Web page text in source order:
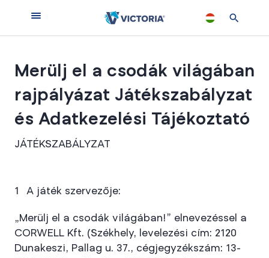
Merülj el a csodák világában
rajpályázat Játékszabályzat
és Adatkezelési Tájékoztató
JÁTÉKSZABÁLYZAT
A játék szervezője:
„Merülj el a csodák világában!” elnevezéssel a
CORWELL Kft. (Székhely, levelezési cím: 2120
Dunakeszi, Pallag u. 37., cégjegyzékszám: 13-